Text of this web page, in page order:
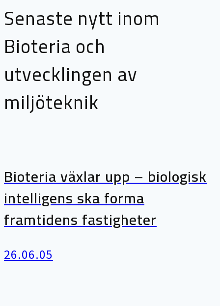
Senaste nytt inom
Bioteria och
utvecklingen av
miljöteknik
Bioteria växlar upp – biologisk
intelligens ska forma
framtidens fastigheter
26.06.05